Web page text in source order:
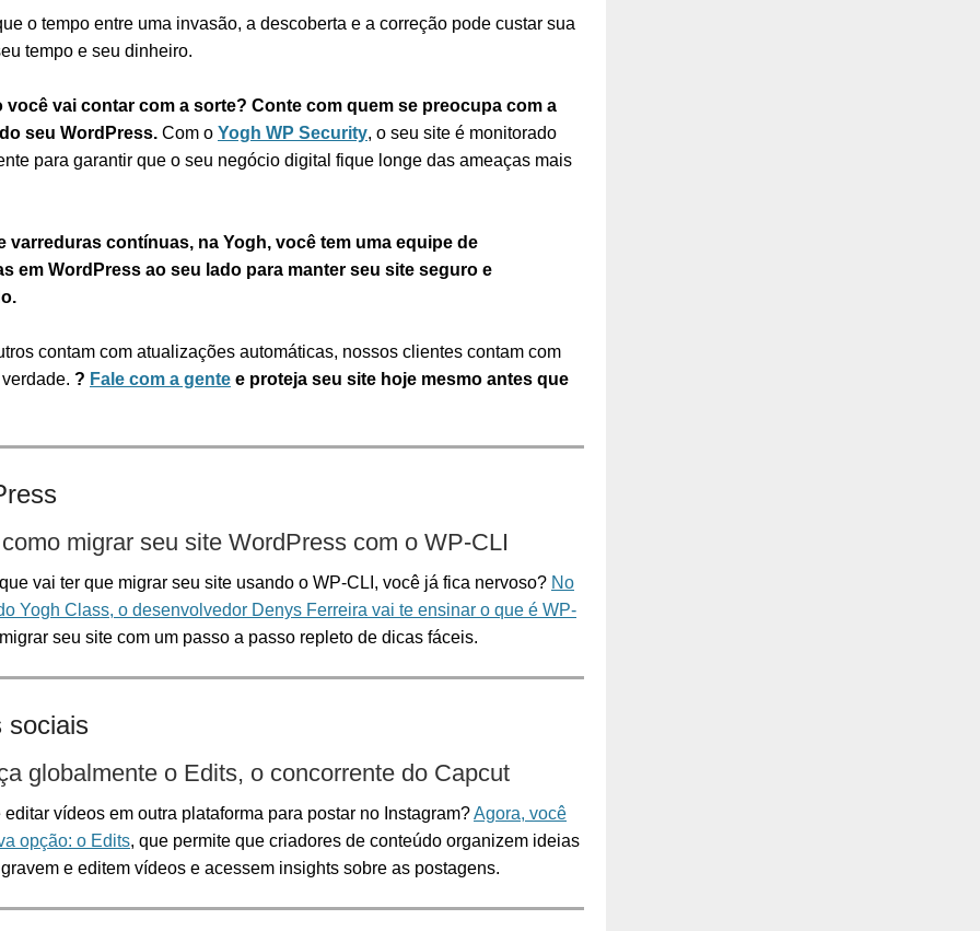
o tempo entre uma invasão, a descoberta e a correção pode custar sua
tempo e seu dinheiro.
você vai contar com a sorte? Conte com quem se preocupa com a
seu WordPress. Com o Yogh WP Security, o seu site é monitorado
para garantir que o seu negócio digital fique longe das ameaças mais
varreduras contínuas, na Yogh, você tem uma equipe de
em WordPress ao seu lado para manter seu site seguro e
contam com atualizações automáticas, nossos clientes contam com
? Fale com a gente e proteja seu site hoje mesmo antes que
migrar seu site WordPress com o WP-CLI
vai ter que migrar seu site usando o WP-CLI, você já fica nervoso? No
Yogh Class, o desenvolvedor Denys Ferreira vai te ensinar o que é WP-
seu site com um passo a passo repleto de dicas fáceis.
sociais
globalmente o Edits, o concorrente do Capcut
vídeos em outra plataforma para postar no Instagram?Agora, você
opção: o Edits, que permite que criadores de conteúdo organizem ideias
e editem vídeos e acessem insights sobre as postagens.